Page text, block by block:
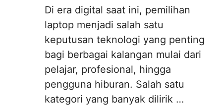
Di era digital saat ini, pemilihan
laptop menjadi salah satu
keputusan teknologi yang penting
bagi berbagai kalangan mulai dari
pelajar, profesional, hingga
pengguna hiburan. Salah satu
kategori yang banyak dilirik …